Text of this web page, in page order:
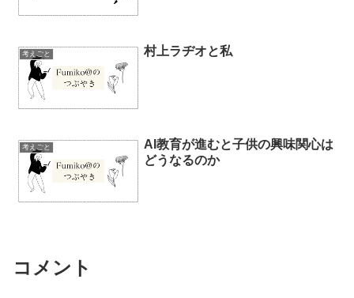
考えごと 村上ラヂオと私
考えごと
AI教育が進むと子供の興味関心は
どうなるのか
コメント